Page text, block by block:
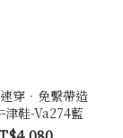
穿．免繫帶造
津鞋-Va274藍